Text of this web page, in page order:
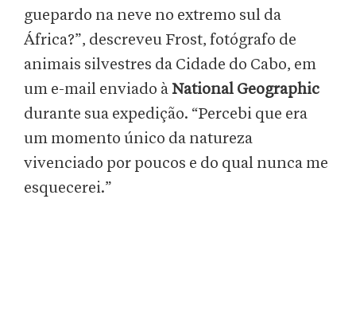
guepardo na neve no extremo sul da
África?”, descreveu Frost, fotógrafo de
animais silvestres da Cidade do Cabo, em
um e-mail enviado à National Geographic
durante sua expedição. “Percebi que era
um momento único da natureza
vivenciado por poucos e do qual nunca me
esquecerei.”